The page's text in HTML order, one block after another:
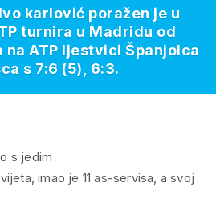
s jedim
imao je 11 as-servisa, a svoj
karlović poražen je u
turnira u Madridu od
ATP ljestvici Španjolca
s 7:6 (5), 6:3.